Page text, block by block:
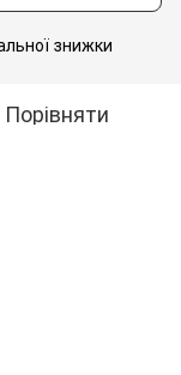
знижки
Порівняти